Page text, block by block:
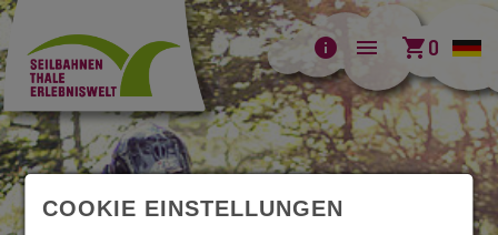
info menu shopping_cart0
COOKIE EINSTELLUNGEN